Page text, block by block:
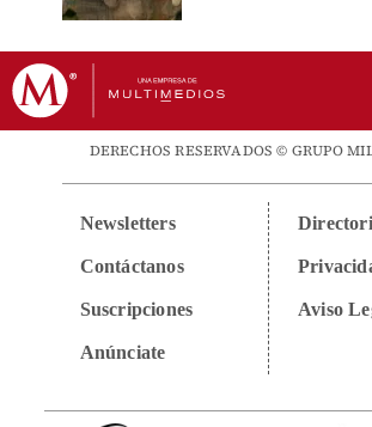
DERECHOS RESERVADOS © GRUPO
Newsletters
Contáctanos
Suscripciones
Anúnciate
Aviso